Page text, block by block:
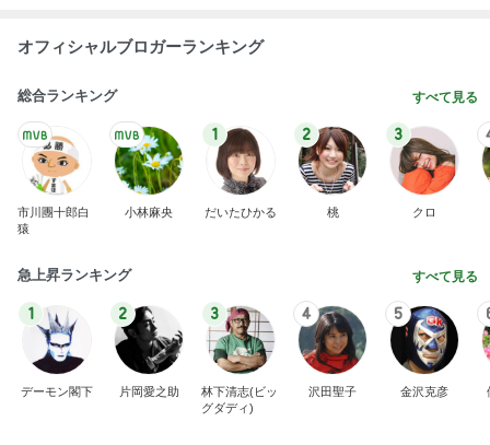
オフィシャルブロガーランキング
総合ランキング すべて見る
市川團十郎白
猿
小林麻央
1
だいたひかる
2
桃
3
クロ
急上昇ランキング すべて見る
1
デーモン閣下
2
片岡愛之助
3
林下清志(ビッ
グダディ)
4
沢田聖子
5
金沢克彦